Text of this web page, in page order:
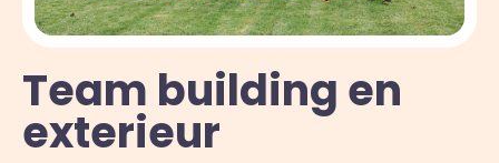
Team building en
exterieur